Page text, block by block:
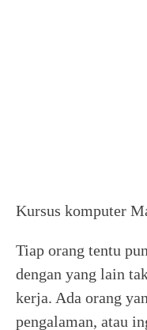
Kursus komputer
Tiap orang tentu
dengan yang lain
kerja. Ada orang
pengalaman, atau